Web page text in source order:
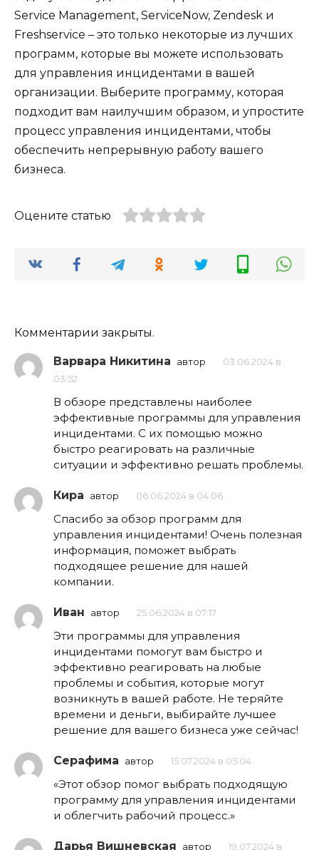
Service Management, ServiceNow, Zendesk и
Freshservice – это только некоторые из лучших
программ, которые вы можете использовать
для управления инцидентами в вашей
организации. Выберите программу, которая
подходит вам наилучшим образом, и упростите
процесс управления инцидентами, чтобы
обеспечить непрерывную работу вашего
бизнеса.
Оцените статью
Комментарии закрыты.
Варвара Никитина автор
03.06.2024 в
03:52
В обзоре представлены наиболее
эффективные программы для управления
инцидентами. С их помощью можно
быстро реагировать на различные
ситуации и эффективно решать проблемы.
Кира автор 06.06.2024 в 04:06
Спасибо за обзор программ для
управления инцидентами! Очень полезная
информация, поможет выбрать
подходящее решение для нашей
компании.
Иван автор 25.06.2024 в 07:17
Эти программы для управления
инцидентами помогут вам быстро и
эффективно реагировать на любые
проблемы и события, которые могут
возникнуть в вашей работе. Не теряйте
времени и деньги, выбирайте лучшее
решение для вашего бизнеса уже сейчас!
Серафима автор 15.07.2024 в 05:04
«Этот обзор помог выбрать подходящую
программу для управления инцидентами
и облегчить рабочий процесс.»
Дарья Вишневская автор
19.07.2024 в